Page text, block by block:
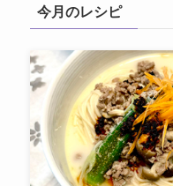
今月のレシピ